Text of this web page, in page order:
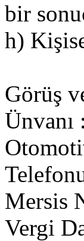
bir
h)
Görüş
Ünvanı
Mersis
Vergi